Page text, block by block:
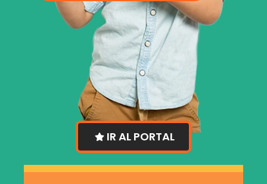
IR AL PORTAL